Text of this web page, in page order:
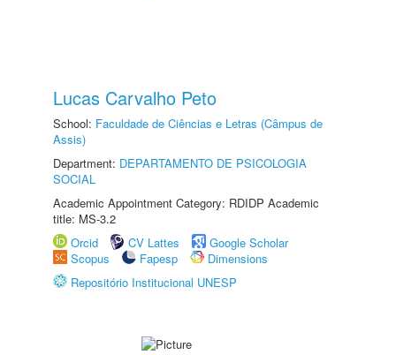
Lucas Carvalho Peto
School: Faculdade de Ciências e Letras (Câmpus de
Assis)
Department: DEPARTAMENTO DE PSICOLOGIA
SOCIAL
Academic Appointment Category: RDIDP Academic
title: MS-3.2
Orcid
CV Lattes
Google Scholar
Scopus
Fapesp
Dimensions
Repositório Institucional UNESP